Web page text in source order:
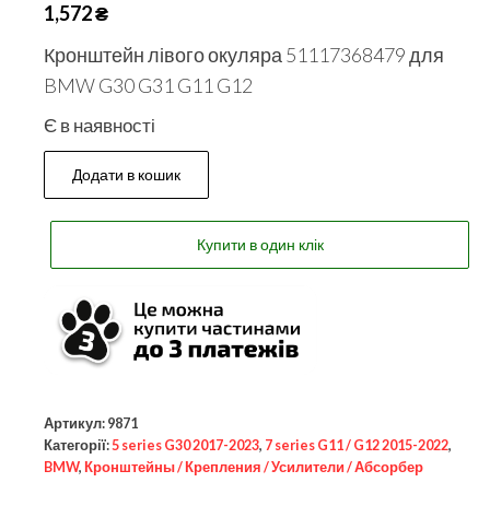
1,572₴
Кронштейн лівого окуляра 51117368479 для
BMW G30 G31 G11 G12
Є в наявності
Додати в кошик
Купити в один клік
Артикул: 9871
Категорії:5 series G30 2017-2023, 7 series G11 / G12 2015-2022,
BMW, Кронштейны / Крепления / Усилители / Абсорбер